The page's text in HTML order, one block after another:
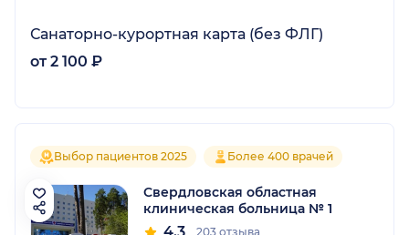
Санаторно-курортная карта (без ФЛГ)
от 2 100 ₽
Выбор пациентов 2025 Более 400 врачей
Свердловская областная
клиническая больница № 1
203 отзыва